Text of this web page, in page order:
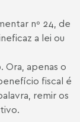
nº 24, de
a lei ou
apenas o
fiscal é
remir os